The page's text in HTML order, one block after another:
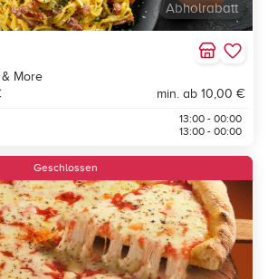
Abholrabatt
More
min. ab 10,00 €
13:00 - 00:00
13:00 - 00:00
Geschlossen